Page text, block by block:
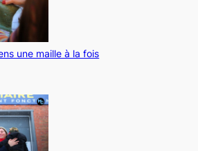
une maille à la fois